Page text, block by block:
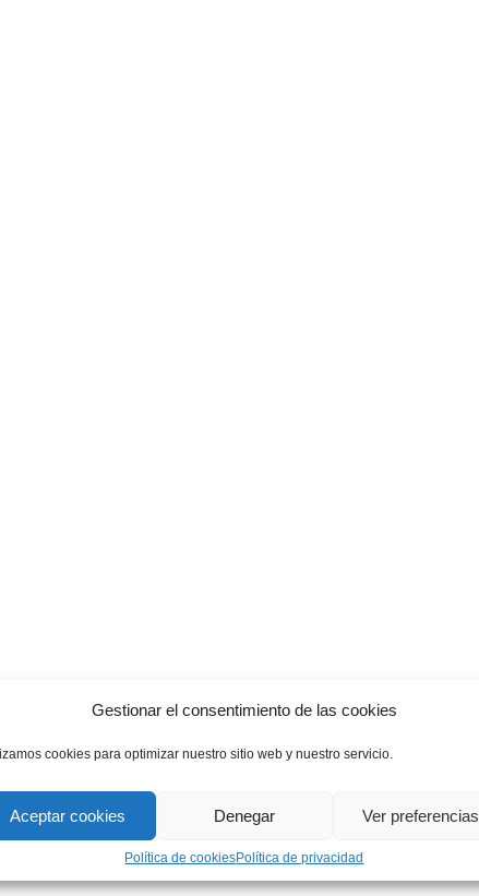
Gestionar el consentimiento de las cookies
cookies para optimizar nuestro sitio web y nuestro servicio.
Aceptar cookies Denegar Ver preferencias
Política de cookiesPolítica de privacidad